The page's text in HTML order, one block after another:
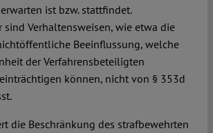
ist bzw. stattfindet.
sind Verhaltensweisen, wie etwa die
Beeinflussung, welche
der Verfahrensbeteiligten
können, nicht von § 353d
die Beschränkung des strafbewehrten